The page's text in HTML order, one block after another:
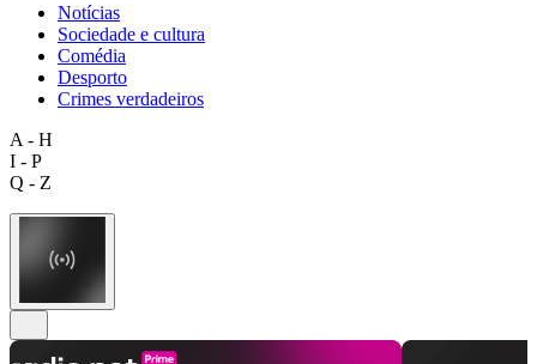
Notícias
Sociedade e cultura
Comédia
Desporto
Crimes verdadeiros
A - H
I - P
Q - Z